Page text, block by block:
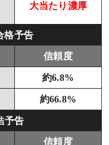
大当たり濃厚
格予告
信頼度
約6.8%
約66.8%
予告
信頼度